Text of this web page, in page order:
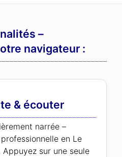
–
navigateur :
& écouter
narrée –
en Le
sur une seule